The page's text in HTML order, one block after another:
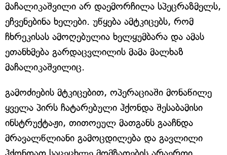
მაჩალიკაშვილი არ დაემორჩილა სპეცრაზმელს,
ეჩვენებინა ხელები. უწყება ამტკიცებს, რომ
ჩხრეკისას ამოღებულია ხელყუმბარა და ამას
ეთანხმება გარდაცვლილის მამა მალხაზ
მაჩალიკაშვილიც.
გამოძიების მტკიცებით, ოპერაციაში მონაწილე
ყველა პირს ჩატარებული ჰქონდა შესაბამისი
ინსტრუქტაჟი, თითოეულ მათგანს გააჩნდა
მრავალწლიანი გამოცდილება და გავლილი